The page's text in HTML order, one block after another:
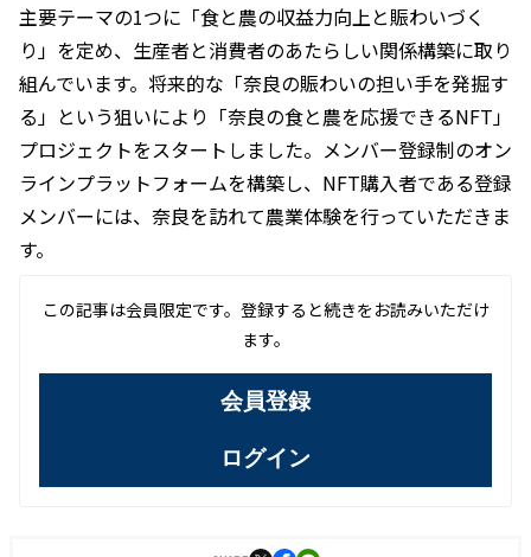
主要テーマの1つに「食と農の収益力向上と賑わいづく
り」を定め、生産者と消費者のあたらしい関係構築に取り
組んでいます。将来的な「奈良の賑わいの担い手を発掘す
る」という狙いにより「奈良の食と農を応援できるNFT」
プロジェクトをスタートしました。メンバー登録制のオン
ラインプラットフォームを構築し、NFT購入者である登録
メンバーには、奈良を訪れて農業体験を行っていただきま
す。
この記事は会員限定です。登録すると続きをお読みいただけ
ます。
会員登録
ログイン